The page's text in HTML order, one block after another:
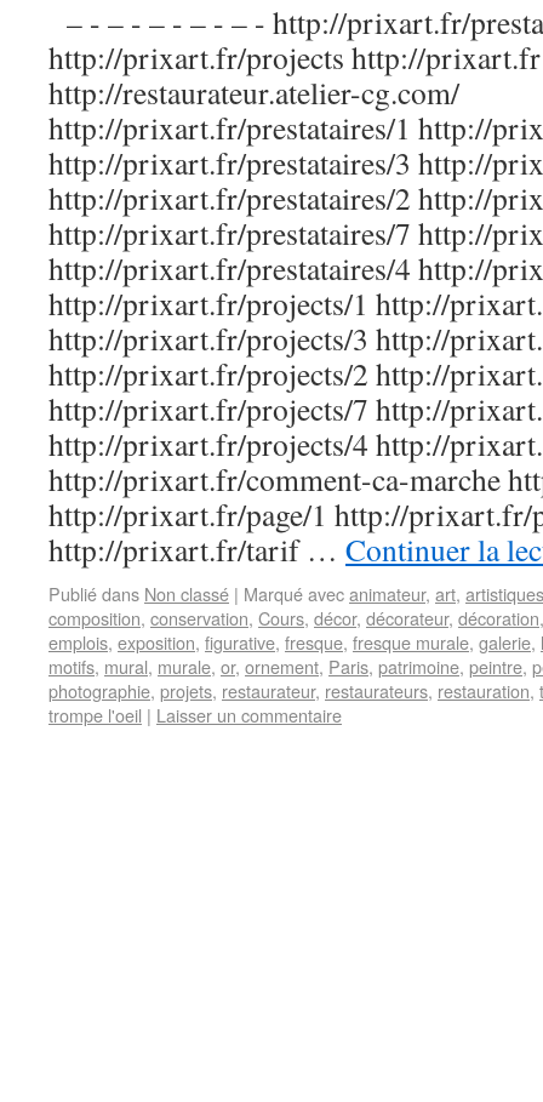
– - – - – - – - – - http://prixart.fr/
http://prixart.fr/projects http://prixart.fr
http://restaurateur.atelier-cg.com/
http://prixart.fr/prestataires/1 http://
http://prixart.fr/prestataires/3 http://
http://prixart.fr/prestataires/2 http://
http://prixart.fr/prestataires/7 http://
http://prixart.fr/prestataires/4 http://
http://prixart.fr/projects/1 http://
http://prixart.fr/projects/3 http://
http://prixart.fr/projects/2 http://
http://prixart.fr/projects/7 http://
http://prixart.fr/projects/4 http://
http://prixart.fr/comment-ca-marche
http://prixart.fr/page/1 http://prixart.fr/
http://prixart.fr/tarif … Continuer la
Publié dans Non classé | Marqué avecanimateur, art, artistiques
composition, conservation, Cours, décor, décorateur, décoration
emplois, exposition, figurative, fresque, fresque murale, galerie,
motifs, mural, murale, or, ornement, Paris, patrimoine, peintre,
photographie, projets, restaurateur, restaurateurs, restauration,
trompe l'oeil | Laisser un commentaire